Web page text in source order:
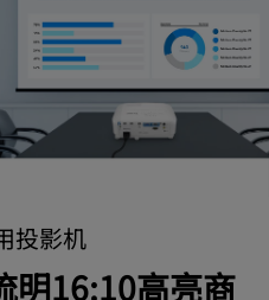
投影机
明16:10高亮商